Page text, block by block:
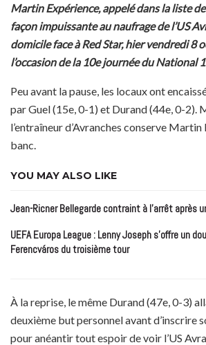
Martin Expérience, appelé dans la liste
façon impuissante au naufrage de l’US
domicile face à Red Star, hier vendredi 8
l’occasion de la 10e journée du National
Peu avant la pause, les locaux ont
par Guel (15e, 0-1) et Durand (44e, 0-2).
l’entraîneur d’Avranches conserve
banc.
YOU MAY ALSO LIKE
Jean-Ricner Bellegarde contraint à l’arrêt après
UEFA Europa League : Lenny Joseph s’offre un
Ferencváros du troisième tour
À la reprise, le même Durand (47e, 0-3)
deuxième but personnel avant d’inscrire
pour anéantir tout espoir de voir l’US